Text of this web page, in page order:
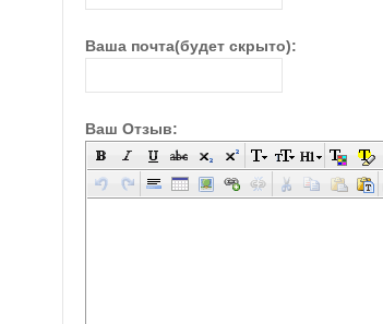
Ваша почта(будет скрыто):
Ваш Отзыв: